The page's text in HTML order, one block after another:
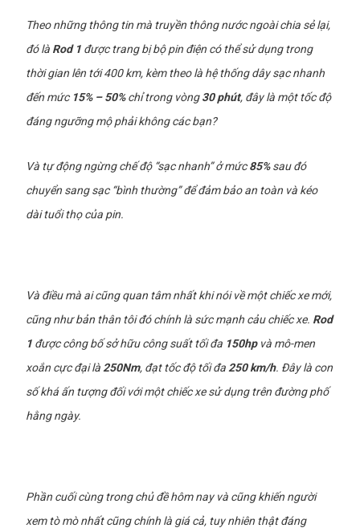
Theo những thông tin mà truyền thông nước ngoài chia sẻ lại,
đó là Rod 1 được trang bị bộ pin điện có thể sử dụng trong
thời gian lên tới 400 km, kèm theo là hệ thống dây sạc nhanh
đến mức 15% – 50%chỉ trong vòng30 phút, đây là một tốc độ
đáng ngưỡng mộ phải không các bạn?
Và tự động ngừng chế độ “sạc nhanh” ở mức85%sau đó
chuyển sang sạc “bình thường” để đảm bảo an toàn và kéo
dài tuổi thọ của pin.
Và điều mà ai cũng quan tâm nhất khi nói về một chiếc xe mới,
cũng như bản thân tôi đó chính là sức mạnh cảu chiếc xe. Rod
1 được công bố sở hữu công suất tối đa 150hpvà mô-men
xoắn cực đại là 250Nm, đạt tốc độ tối đa 250 km/h. Đây là con
số khá ấn tượng đối với một chiếc xe sử dụng trên đường phố
hằng ngày.
Phần cuối cùng trong chủ đề hôm nay và cũng khiến người
xem tò mò nhất cũng chính là giá cả, tuy nhiên thật đáng